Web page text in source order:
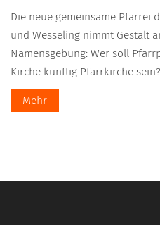
Die neue gemeinsame Pfarrei
und Wesseling nimmt Gestalt
Namensgebung: Wer soll
Kirche künftig Pfarrkirche sein?
Mehr